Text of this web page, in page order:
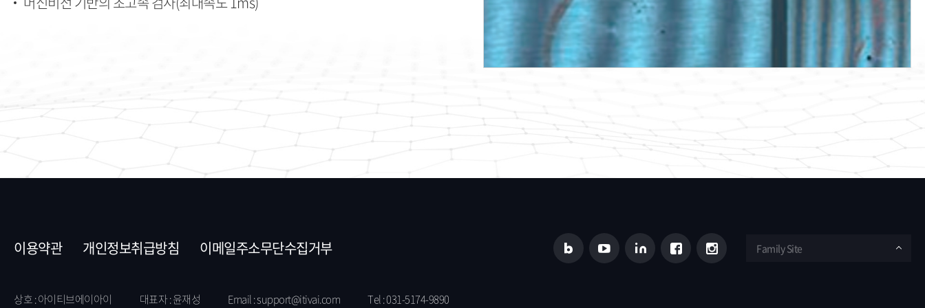
이용약관 개인정보취급방침 이메일주소무단수집거부 Family Site
상호 : 아이티브에이아이 대표자 : 윤재성 Email :support@itivai.com Tel :031-5174-9890